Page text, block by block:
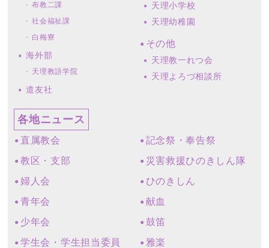
布教二課
社会福祉課
白梅寮
海外部
天理教語学院
道友社
天理小学校
天理幼稚園
その他
天理教一れつ会
天理よろづ相談所
各地ニュース
直属教会
教区・支部
婦人会
青年会
少年会
学生会・学生担当委員
記念祭・奉告祭
災害救援ひのきしん隊
ひのきしん
献血
鼓笛
雅楽